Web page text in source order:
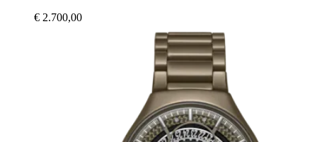
€ 2.700,00